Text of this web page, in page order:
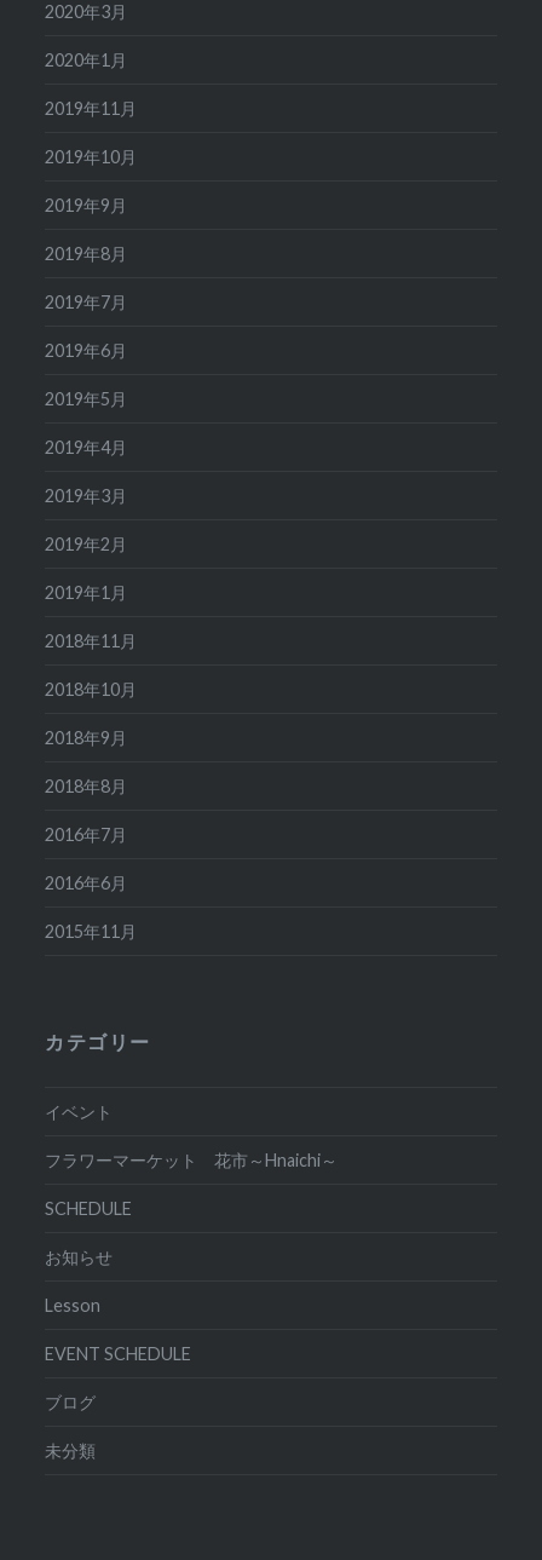
2020年3月
2020年1月
2019年11月
2019年10月
2019年9月
2019年8月
2019年7月
2019年6月
2019年5月
2019年4月
2019年3月
2019年2月
2019年1月
2018年11月
2018年10月
2018年9月
2018年8月
2016年7月
2016年6月
2015年11月
カテゴリー
イベント
フラワーマーケット 花市～Hnaichi～
SCHEDULE
お知らせ
Lesson
EVENT SCHEDULE
ブログ
未分類